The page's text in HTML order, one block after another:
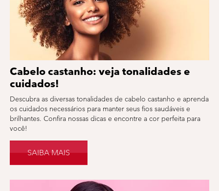
Cabelo castanho: veja tonalidades e
cuidados!
Descubra as diversas tonalidades de cabelo castanho e aprenda
os cuidados necessários para manter seus fios saudáveis e
brilhantes. Confira nossas dicas e encontre a cor perfeita para
você!
SAIBA MAIS